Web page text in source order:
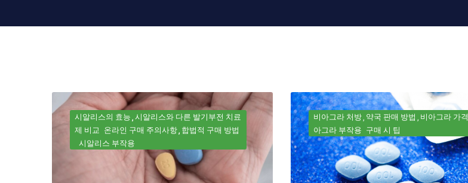
시알리스의 효능 시알리스와 다른 발기부전 치료
제 비교 온라인 구매 주의사항 합법적 구매 방법
시알리스 부작용
비아그라 처방 약국 판매 방법 비아그라 가격
아그라 부작용 구매 시 팁